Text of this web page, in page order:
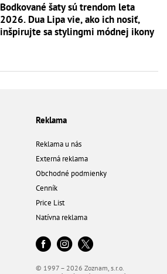
Bodkované šaty sú trendom leta
2026. Dua Lipa vie, ako ich nosiť,
inšpirujte sa stylingmi módnej ikony
Reklama
Reklama u nás
Externá reklama
Obchodné podmienky
Cenník
Price List
Natívna reklama
© 1997 – 2026 Zoznam, s.r.o.